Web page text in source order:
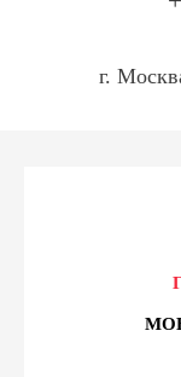
г.